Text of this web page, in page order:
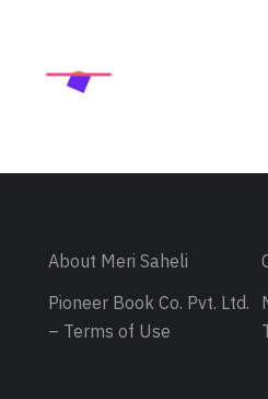
About Meri Saheli
Pioneer Book Co. Pvt. Ltd.
– Terms of Use